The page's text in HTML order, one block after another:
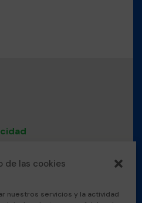
de las cookies
nuestros servicios y la actividad